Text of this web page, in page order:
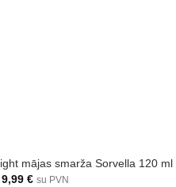
mājas smarža Sorvella 120 ml
Original
9,99 €Current
su PVN